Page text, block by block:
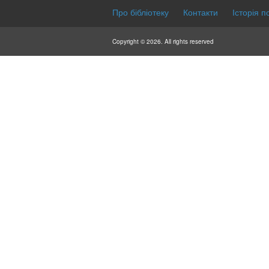
Про бібліотеку
Контакти Історія
Copyright © 2026. All rights reserved